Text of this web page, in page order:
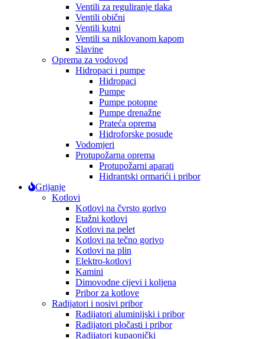
Ventili za reguliranje tlaka
Ventili obični
Ventili kutni
Ventili sa niklovanom kapom
Slavine
Oprema za vodovod
Hidropaci i pumpe
Hidropaci
Pumpe
Pumpe potopne
Pumpe drenažne
Prateća oprema
Hidroforske posude
Vodomjeri
Protupožarna oprema
Protupožarni aparati
Hidrantski ormarići i pribor
Grijanje
Kotlovi
Kotlovi na čvrsto gorivo
Etažni kotlovi
Kotlovi na pelet
Kotlovi na tečno gorivo
Kotlovi na plin
Elektro-kotlovi
Kamini
Dimovodne cijevi i koljena
Pribor za kotlove
Radijatori i nosivi pribor
Radijatori aluminijski i pribor
Radijatori pločasti i pribor
Radijatori kupaonički